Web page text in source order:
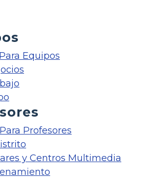
Equipos
Profesores
y Centros Multimedia